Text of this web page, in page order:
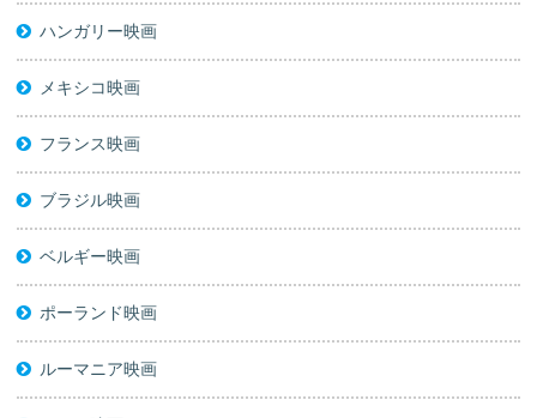
ハンガリー映画
メキシコ映画
フランス映画
ブラジル映画
ベルギー映画
ポーランド映画
ルーマニア映画